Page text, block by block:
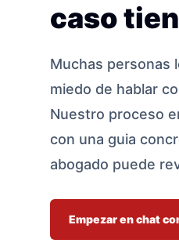
caso
Muchas personas
miedo de hablar
Nuestro proceso
con una guia
abogado puede
Empezar en chat